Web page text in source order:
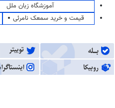
آموزشگاه زبان ملل
قیمت و خرید سمعک نامرئی